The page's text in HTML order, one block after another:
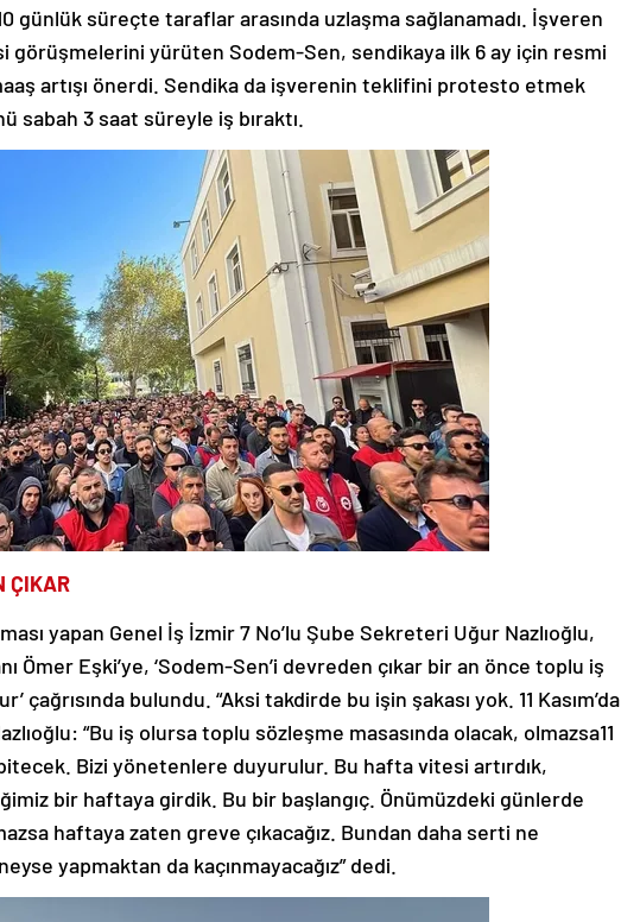
günlük süreçte taraflar arasında uzlaşma sağlanamadı. İşveren
görüşmelerini yürüten Sodem-Sen, sendikaya ilk 6 ay için resmi
artışı önerdi. Sendika da işverenin teklifini protesto etmek
sabah 3 saat süreyle iş bıraktı.
ÇIKAR
yapan Genel İş İzmir 7 No’lu Şube Sekreteri Uğur Nazlıoğlu,
Ömer Eşki’ye, ‘Sodem-Sen’i devreden çıkar bir an önce toplu iş
çağrısında bulundu. “Aksi takdirde bu işin şakası yok. 11 Kasım’da
“Bu iş olursa toplu sözleşme masasında olacak, olmazsa11
Bizi yönetenlere duyurulur. Bu hafta vitesi artırdık,
bir haftaya girdik. Bu bir başlangıç. Önümüzdeki günlerde
haftaya zaten greve çıkacağız. Bundan daha serti ne
yapmaktan da kaçınmayacağız” dedi.